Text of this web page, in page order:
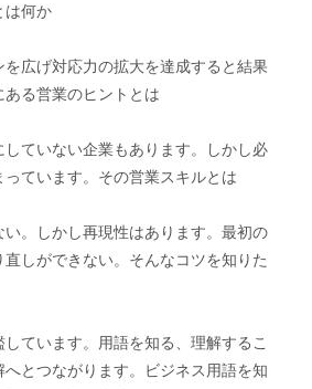
は何か
広げ対応力の拡大を達成すると結果
る営業のヒントとは
ていない企業もあります。しかし必
ています。その営業スキルとは
。しかし再現性はあります。最初の
しができない。そんなコツを知りた
ています。用語を知る、理解するこ
へとつながります。ビジネス用語を知